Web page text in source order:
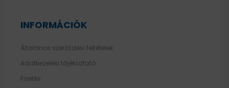
INFORMÁCIÓK
Általános szerződési feltételek
Adatkezelési tájékoztató
Fizetés